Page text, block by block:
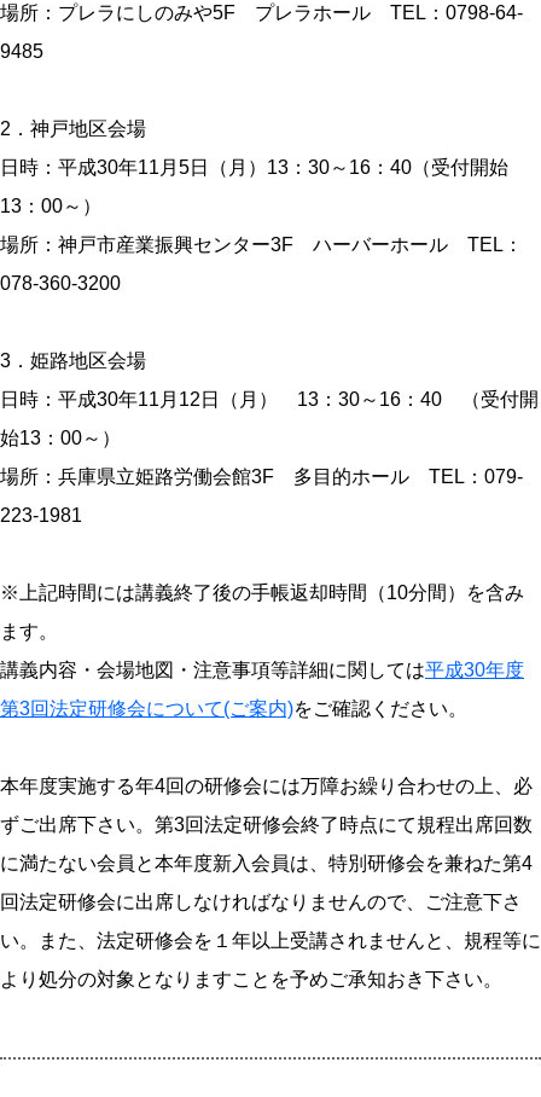
場所：プレラにしのみや5F プレラホール TEL：0798-64-
9485
2．神戸地区会場
日時：平成30年11月5日（月）13：30～16：40（受付開始
13：00～）
場所：神戸市産業振興センター3F ハーバーホール TEL：
078-360-3200
3．姫路地区会場
日時：平成30年11月12日（月） 13：30～16：40 （受付開
始13：00～）
場所：兵庫県立姫路労働会館3F 多目的ホール TEL：079-
223-1981
※上記時間には講義終了後の手帳返却時間（10分間）を含み
ます。
講義内容・会場地図・注意事項等詳細に関しては平成30年度
第3回法定研修会について(ご案内)をご確認ください。
本年度実施する年4回の研修会には万障お繰り合わせの上、必
ずご出席下さい。第3回法定研修会終了時点にて規程出席回数
に満たない会員と本年度新入会員は、特別研修会を兼ねた第4
回法定研修会に出席しなければなりませんので、ご注意下さ
い。また、法定研修会を１年以上受講されませんと、規程等に
より処分の対象となりますことを予めご承知おき下さい。